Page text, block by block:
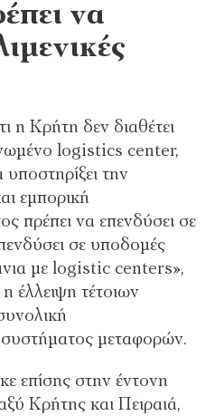
να
η Κρήτη δεν διαθέτει
logistics center,
την
εμπορική
πρέπει να επενδύσει σε
σε υποδομές
με logistic centers»,
έλλειψη τέτοιων
μεταφορών.
επίσης στην έντονη
Κρήτης και Πειραιά,